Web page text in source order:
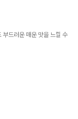
부드러운 매운 맛을 느낄 수